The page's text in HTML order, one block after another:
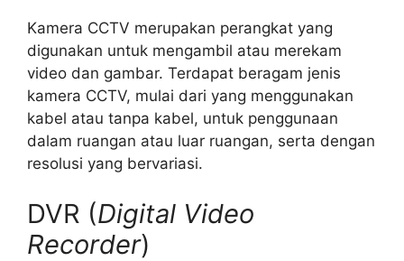
Kamera CCTV merupakan perangkat yang
digunakan untuk mengambil atau merekam
video dan gambar. Terdapat beragam jenis
kamera CCTV, mulai dari yang menggunakan
kabel atau tanpa kabel, untuk penggunaan
dalam ruangan atau luar ruangan, serta dengan
resolusi yang bervariasi.
DVR (Digital Video
Recorder)